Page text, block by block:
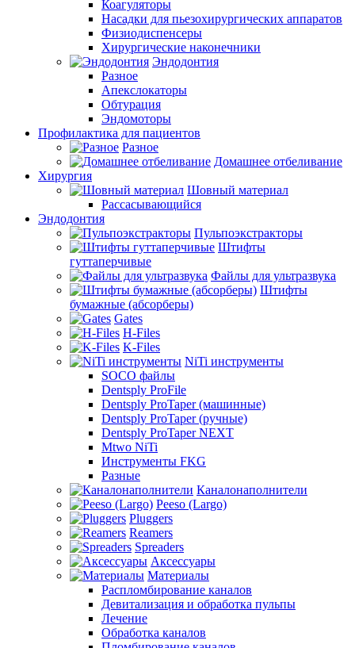
Коагуляторы
Насадки для пьезохирургических аппаратов
Физиодиспенсеры
Хирургические наконечники
Эндодонтия
Разное
Апекслокаторы
Обтурация
Эндомоторы
Профилактика для пациентов
Разное
Домашнее отбеливание
Хирургия
Шовный материал
Рассасывающийся
Эндодонтия
Пульпоэкстракторы
Штифты
гуттаперчивые
Файлы для ультразвука
Штифты
бумажные (абсорберы)
Gates
H-Files
K-Files
NiTi инструменты
SOCO файлы
Dentsply ProFile
Dentsply ProTaper (машинные)
Dentsply ProTaper (ручные)
Dentsply ProTaper NEXT
Mtwo NiTi
Инструменты FKG
Разные
Каналонаполнители
Peeso (Largo)
Pluggers
Reamers
Spreaders
Аксессуары
Материалы
Распломбирование каналов
Девитализация и обработка пульпы
Лечение
Обработка каналов